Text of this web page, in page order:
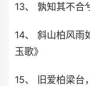
13、 孰知其不合
14、 斜山柏风
玉歌》
15、 旧爱柏梁台